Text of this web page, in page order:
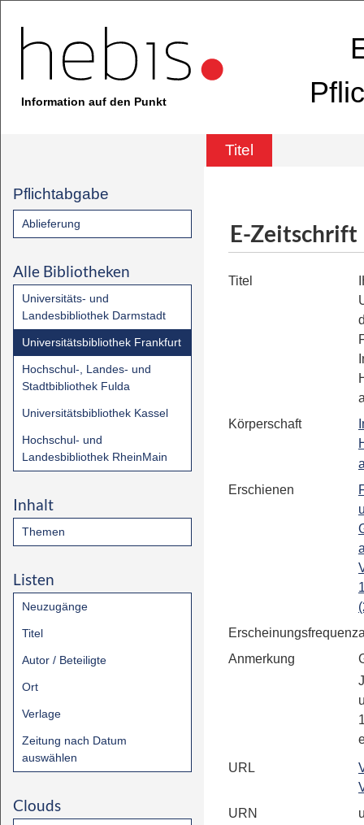
Information auf den Punkt
Titel
Pflichtabgabe
Ablieferung
Alle Bibliotheken
Universitäts- und
Landesbibliothek Darmstadt
Universitätsbibliothek Frankfurt
Hochschul-, Landes- und
Stadtbibliothek Fulda
Universitätsbibliothek Kassel
Hochschul- und
Landesbibliothek RheinMain
Inhalt
Themen
Listen
Neuzugänge
Titel
Autor / Beteiligte
Ort
Verlage
Zeitung nach Datum
auswählen
Clouds
E-Zeitschrift
Titel
Körperschaft
Erschienen
Erscheinungsfrequenz
Anmerkung
URL
URN